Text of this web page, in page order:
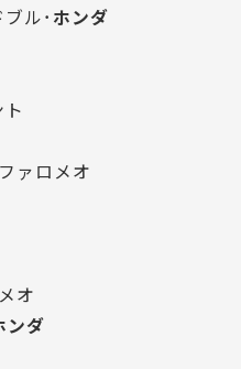
ル･ ホンダ
ァロメオ
オ
ンダ